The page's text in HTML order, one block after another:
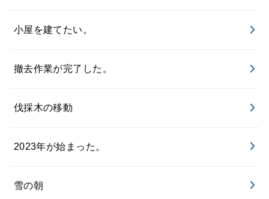
小屋を建てたい。
撤去作業が完了した。
伐採木の移動
2023年が始まった。
雪の朝